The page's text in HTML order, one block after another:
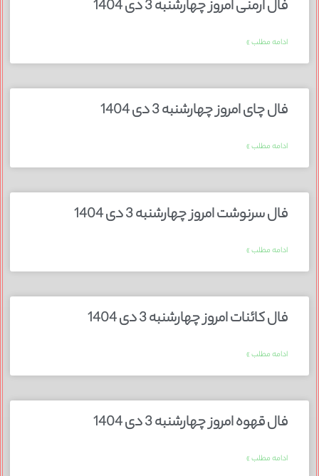
فال ارمنی امروز چهارشنبه 3 دی 1404
ادامه مطلب »
فال چای امروز چهارشنبه 3 دی 1404
ادامه مطلب »
فال سرنوشت امروز چهارشنبه 3 دی 1404
ادامه مطلب »
فال کائنات امروز چهارشنبه 3 دی 1404
ادامه مطلب »
فال قهوه امروز چهارشنبه 3 دی 1404
ادامه مطلب »